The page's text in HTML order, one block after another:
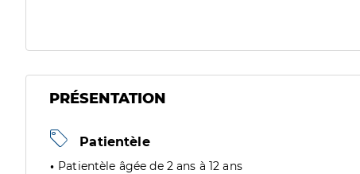
PRÉSENTATION
Patientèle
Patientèle âgée de 2 ans à 12 ans